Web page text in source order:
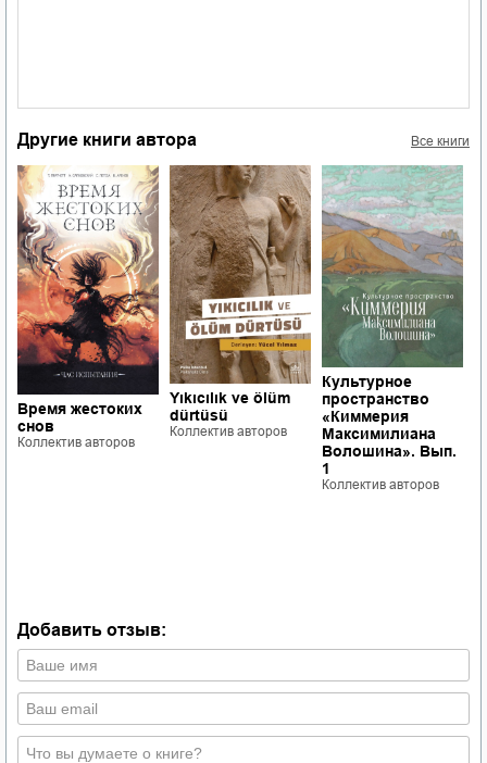
Другие книги автора Все книги
Время жестоких
снов
Коллектив авторов
Yıkıcılık ve ölüm
dürtüsü
Коллектив авторов
Культурное
пространство
«Киммерия
Максимилиана
Волошина». Вып.
1
Коллектив авторов
Добавить отзыв: